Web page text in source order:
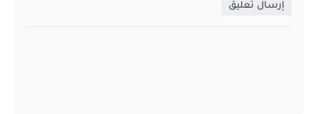
إرسال تعليق